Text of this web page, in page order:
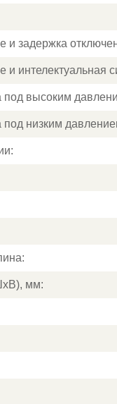
и задержка
и интелектуальная
высоким
низким
мм: